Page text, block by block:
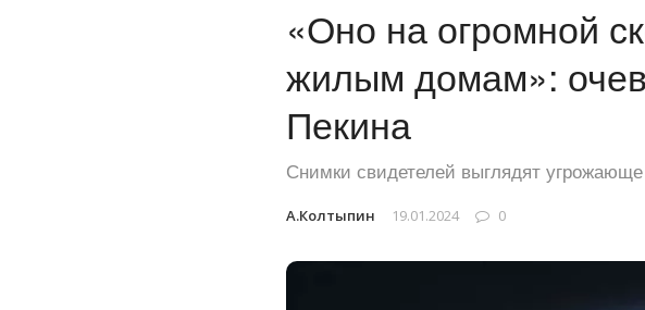
«Оно на огромной
жилым домам»:
Пекина
Снимки свидетелей выглядят угрожающе
А.Колтыпин 19.01.2024 0